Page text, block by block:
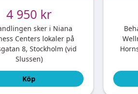
4 950 kr
sker i Niana
Centers lokaler på
8, Stockholm (vid
Slussen)
Köp